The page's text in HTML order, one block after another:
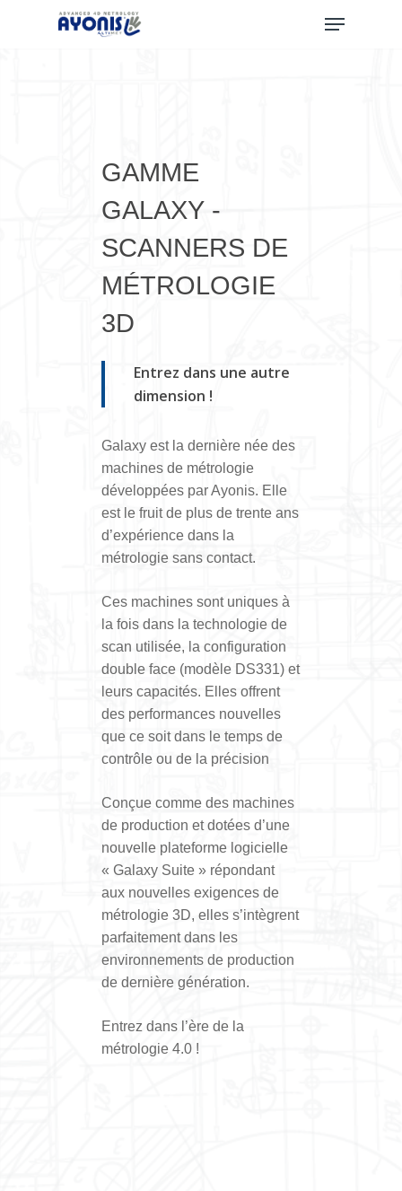
Menu
GAMME
GALAXY -
SCANNERS DE
MÉTROLOGIE
3D
Entrez dans une autre
dimension !
Galaxy est la dernière née des
machines de métrologie
développées par Ayonis. Elle
est le fruit de plus de trente ans
d’expérience dans la
métrologie sans contact.
Ces machines sont uniques à
la fois dans la technologie de
scan utilisée, la configuration
double face (modèle DS331) et
leurs capacités. Elles offrent
des performances nouvelles
que ce soit dans le temps de
contrôle ou de la précision
Conçue comme des machines
de production et dotées d’une
nouvelle plateforme logicielle
« Galaxy Suite » répondant
aux nouvelles exigences de
métrologie 3D, elles s’intègrent
parfaitement dans les
environnements de production
de dernière génération.
Entrez dans l’ère de la
métrologie 4.0 !